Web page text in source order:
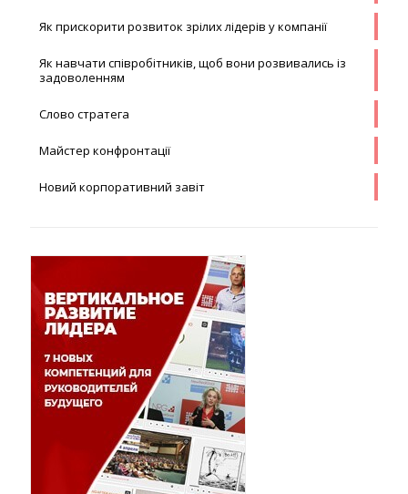
Як прискорити розвиток зрілих лідерів у компанії
Як навчати співробітників, щоб вони розвивались із
задоволенням
Слово стратега
Майстер конфронтації
Новий корпоративний завіт